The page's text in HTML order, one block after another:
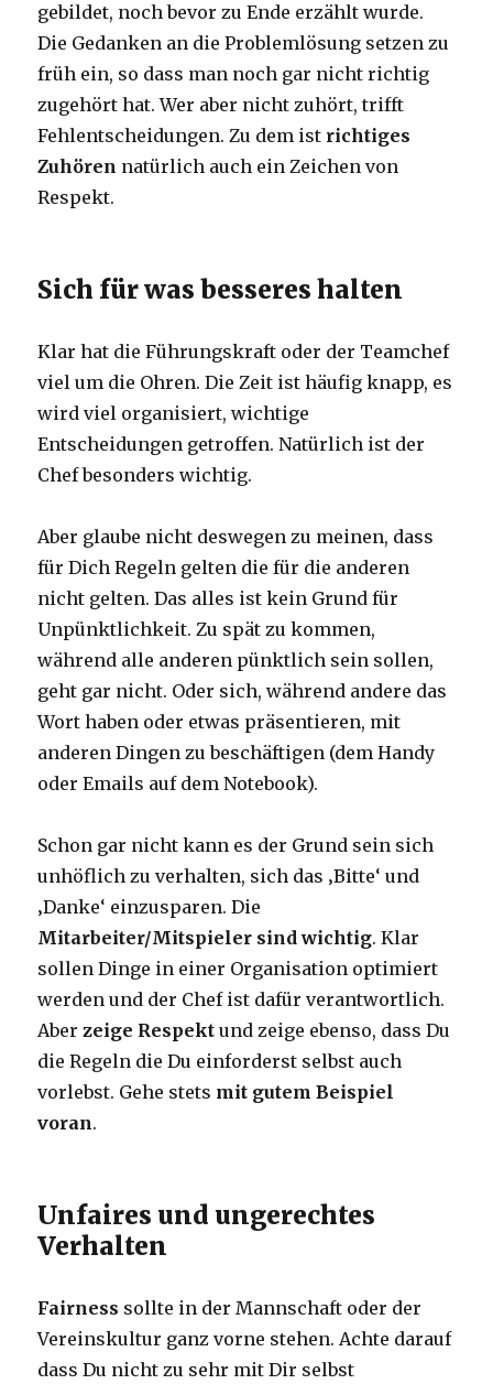
gebildet, noch bevor zu Ende erzählt wurde.
Die Gedanken an die Problemlösung setzen zu
früh ein, so dass man noch gar nicht richtig
zugehört hat. Wer aber nicht zuhört, trifft
Fehlentscheidungen. Zu dem ist richtiges
Zuhören natürlich auch ein Zeichen von
Respekt.
Sich für was besseres halten
Klar hat die Führungskraft oder der Teamchef
viel um die Ohren. Die Zeit ist häufig knapp, es
wird viel organisiert, wichtige
Entscheidungen getroffen. Natürlich ist der
Chef besonders wichtig.
Aber glaube nicht deswegen zu meinen, dass
für Dich Regeln gelten die für die anderen
nicht gelten. Das alles ist kein Grund für
Unpünktlichkeit. Zu spät zu kommen,
während alle anderen pünktlich sein sollen,
geht gar nicht. Oder sich, während andere das
Wort haben oder etwas präsentieren, mit
anderen Dingen zu beschäftigen (dem Handy
oder Emails auf dem Notebook).
Schon gar nicht kann es der Grund sein sich
unhöflich zu verhalten, sich das ‚Bitte‘ und
‚Danke‘ einzusparen. Die
Mitarbeiter/Mitspieler sind wichtig. Klar
sollen Dinge in einer Organisation optimiert
werden und der Chef ist dafür verantwortlich.
Aberzeige Respekt und zeige ebenso, dass Du
die Regeln die Du einforderst selbst auch
vorlebst. Gehe stets mit gutem Beispiel
voran.
Unfaires und ungerechtes
Verhalten
Fairness sollte in der Mannschaft oder der
Vereinskultur ganz vorne stehen. Achte darauf
dass Du nicht zu sehr mit Dir selbst